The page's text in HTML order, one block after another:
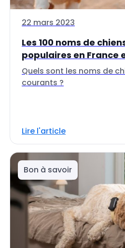
22 mars 2023
Les 100 noms de
populaires en France
Quels sont les noms de
courants ?
Lire l'article
Bon à savoir